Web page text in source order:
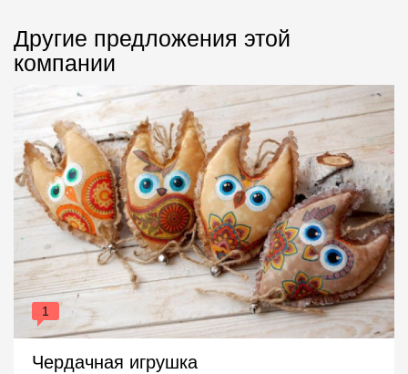
Другие предложения этой
компании
1
Чердачная игрушка